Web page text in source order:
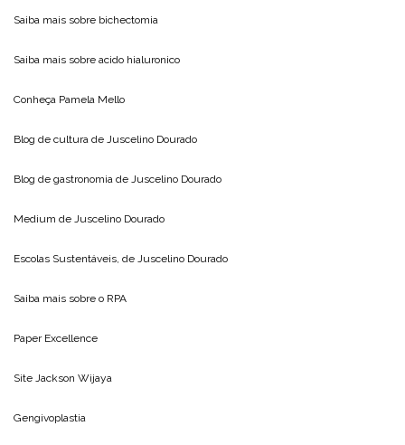
Saiba mais sobre bichectomia
Saiba mais sobre acido hialuronico
Conheça Pamela Mello
Blog de cultura de Juscelino Dourado
Blog de gastronomia de Juscelino Dourado
Medium de Juscelino Dourado
Escolas Sustentáveis, de Juscelino Dourado
Saiba mais sobre o RPA
Paper Excellence
Site Jackson Wijaya
Gengivoplastia